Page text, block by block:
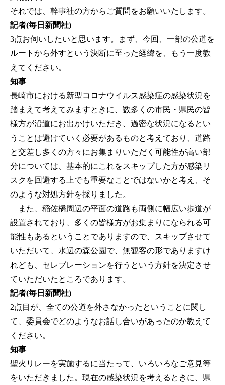
それでは、幹事社の方からご質問をお願いいたします。
記者(毎日新聞社)
3点お伺いしたいと思います。まず、今回、一部の公道を
ルートから外すという決断に至った経緯を、もう一度教
えてください。
知事
長崎市における新型コロナウイルス感染症の感染状況を
踏まえて考えてみますときに、数多くの市民・県民の皆
様方が沿道にお出かけいただき、過密な状況になるとい
うことは避けていく必要があるものと考えており、道路
と交差し多くの方々にお集まりいただく可能性が高い部
分については、基本的にこれをスキップした方が感染リ
スクを回避する上でも重要なことではないかと考え、そ
のような対処方針を採りました。
また、稲佐橋周辺の平面の道路も両側に幅広い歩道が
設置されており、多くの皆様方がお集まりになられる可
能性もあるということでありますので、スキップさせて
いただいて、水辺の森公園で、無観客の形でありますけ
れども、セレブレーションを行うという方針を決定させ
ていただいたところであります。
記者(毎日新聞社)
2点目が、全ての公道を外さなかったということに関し
て、委員会でどのようなお話し合いがあったのか教えて
ください。
知事
聖火リレーを実施するに当たって、いろいろなご意見等
をいただきました。現在の感染状況を考えるときに、県